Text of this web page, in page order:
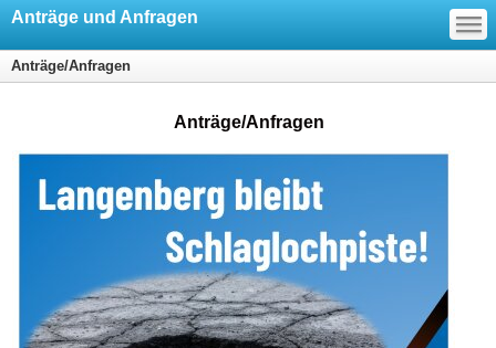
Anträge und Anfragen —
—
—
Anträge/Anfragen
Anträge/Anfragen